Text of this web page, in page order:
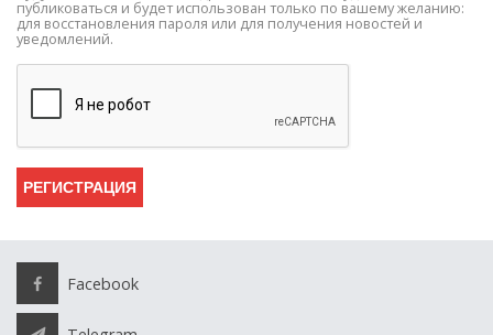
публиковаться и будет использован только по вашему желанию:
для восстановления пароля или для получения новостей и
уведомлений.
Facebook